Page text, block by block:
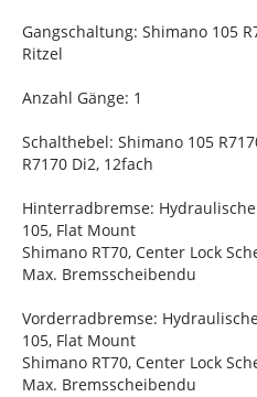
Gangschaltung: Shimano 105
Ritzel
Anzahl Gänge: 1
Schalthebel: Shimano 105
R7170 Di2, 12fach
Hinterradbremse:
105, Flat Mount
Shimano RT70, Center Lock
Max. Bremsscheibendu
Vorderradbremse:
105, Flat Mount
Shimano RT70, Center Lock
Max. Bremsscheibendu